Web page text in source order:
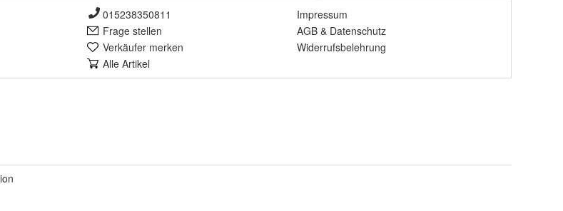
015238350811
Frage stellen
Verkäufer merken
Alle Artikel
Impressum
AGB & Datenschutz
Widerrufsbelehrung